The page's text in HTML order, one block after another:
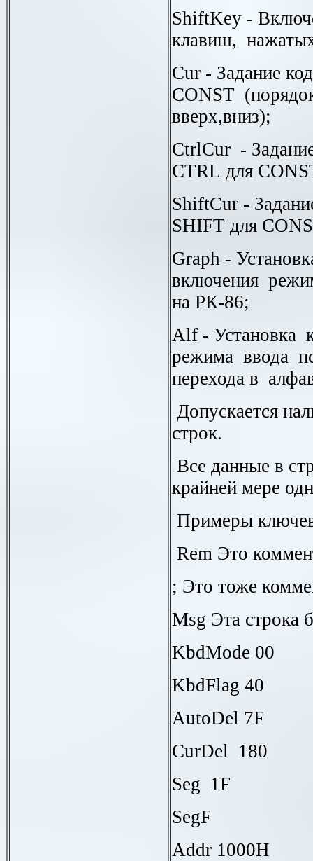
ShiftKey -
клавиш,
Cur - Задание
CONST
вверх,вниз);
CtrlCur -
CTRL для
ShiftCur -
SHIFT для
Graph -
включения
на РК-86;
Alf - Установка
режима ввода
перехода в
Допускается
строк.
Все данные в
крайней мере
Примеры
Rem Это
; Это тоже
Msg Эта строка
KbdMode 00
KbdFlag 40
AutoDel 7F
CurDel 180
Seg 1F
SegF
Addr 1000H